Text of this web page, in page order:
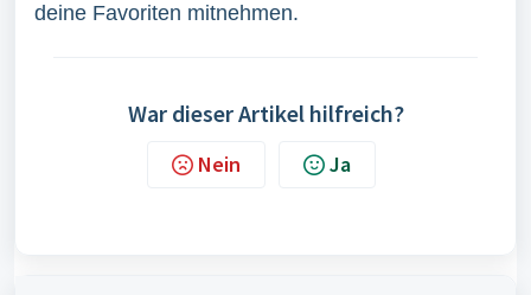
deine Favoriten mitnehmen.
War dieser Artikel hilfreich?
Nein Ja